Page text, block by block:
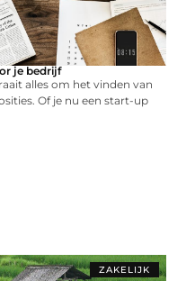
je bedrijf
alles om het vinden van
Of je nu een start-up
ZAKELIJK